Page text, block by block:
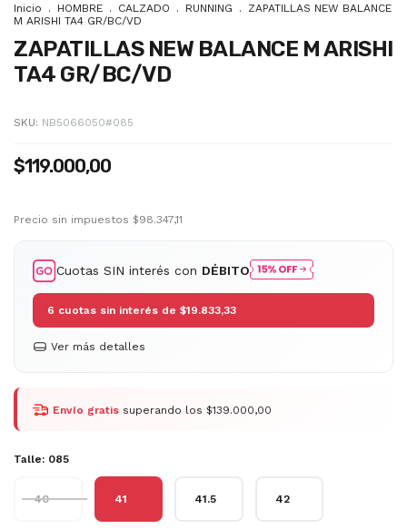
Inicio . HOMBRE . CALZADO . RUNNING .
ZAPATILLAS NEW BALANCE
M ARISHI TA4 GR/BC/VD
ZAPATILLAS NEW BALANCE M ARISHI
TA4 GR/BC/VD
SKU: NB5066050#085
$119.000,00
Precio sin impuestos $98.347,11
Cuotas SIN interés con DÉBITO
6 cuotas sin interés de $19.833,33
Ver más detalles
Envío gratis superando los $139.000,00
Talle: 085